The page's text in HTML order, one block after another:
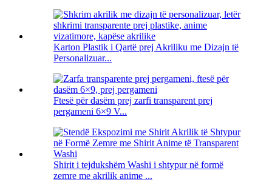
Karton Plastik i Qartë prej Akriliku me Dizajn të
Personalizuar...
Ftesë për dasëm prej zarfi transparent prej
pergameni 6×9 V...
Shirit i tejdukshëm Washi i shtypur në formë
zemre me akrilik anime ...